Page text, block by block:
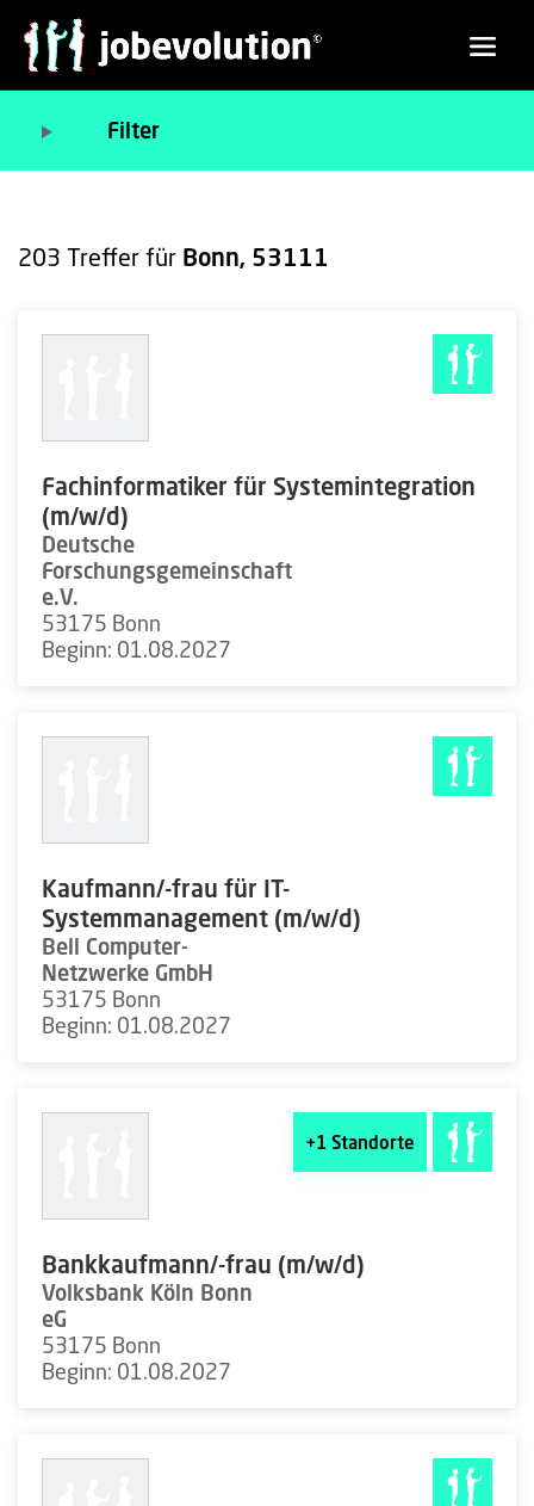
Filter
203 Treffer für Bonn, 53111
Fachinformatiker für Systemintegration
(m/w/d)
Deutsche
Forschungsgemeinschaft
e.V.
53175 Bonn
Beginn: 01.08.2027
Kaufmann/-frau für IT-
Systemmanagement (m/w/d)
Bell Computer-
Netzwerke GmbH
53175 Bonn
Beginn: 01.08.2027
+1 Standorte
Bankkaufmann/-frau (m/w/d)
Volksbank Köln Bonn
eG
53175 Bonn
Beginn: 01.08.2027